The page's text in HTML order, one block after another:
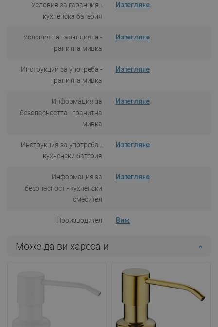
Условия за гаранция -
кухненска батерия
Изтегляне
Условия на гаранцията -
гранитна мивка
Изтегляне
Инструкции за употреба -
гранитна мивка
Изтегляне
Информация за
безопасността - гранитна
мивка
Изтегляне
Инструкция за употреба -
кухненски батерия
Изтегляне
Информация за
безопасност - кухненски
смесител
Изтегляне
Производител Виж
Може да ви хареса и